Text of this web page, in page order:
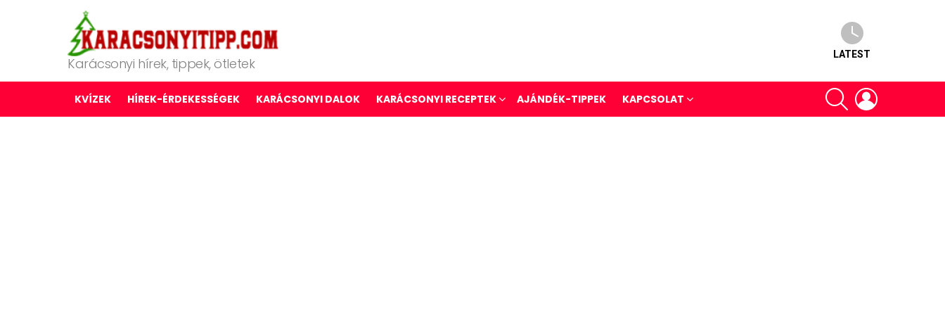
Karácsonyi hírek, tippek, ötletek
LATEST
KVÍZEK HÍREK-ÉRDEKESSÉGEK KARÁCSONYI DALOK KARÁCSONYI RECEPTEK AJÁNDÉK-TIPPEK KAPCSOLAT
SEARCH